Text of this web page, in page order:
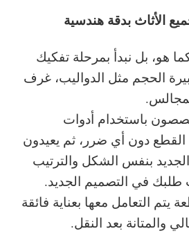
الأثاث بدقة هندسية
هو، بل نبدأ بمرحلة تفكيك
الحجم مثل الدواليب، غرف
باستخدام أدوات
القطع دون أي ضرر، ثم يعيدون
بنفس الشكل والترتيب
في التصميم الجديد.
التعامل معها بعناية فائقة
والمتانة بعد النقل.